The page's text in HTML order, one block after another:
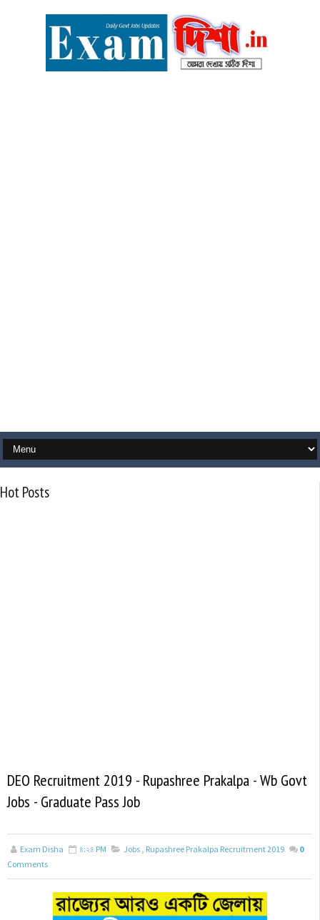
Hot Posts
DEO Recruitment 2019 - Rupashree Prakalpa - Wb Govt
Jobs - Graduate Pass Job
Exam Disha ৪:২৪ PM Jobs , Rupashree Prakalpa Recruitment 2019
0
Comments